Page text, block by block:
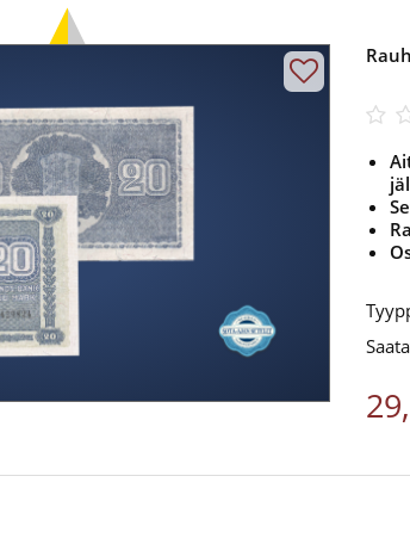
Google 4.3/5